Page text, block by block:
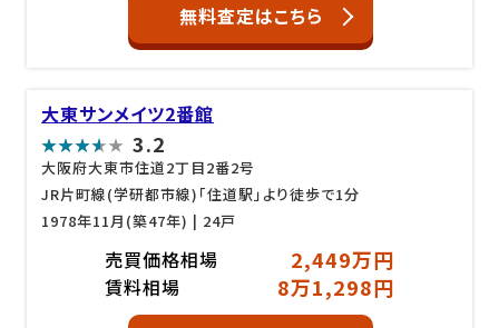
無料査定はこちら
大東サンメイツ2番館
3.2
大阪府大東市住道2丁目2番2号
JR片町線(学研都市線)「住道駅」より徒歩で1分
1978年11月(築47年) | 24戸
売買価格相場 2,449万円
賃料相場 8万1,298円